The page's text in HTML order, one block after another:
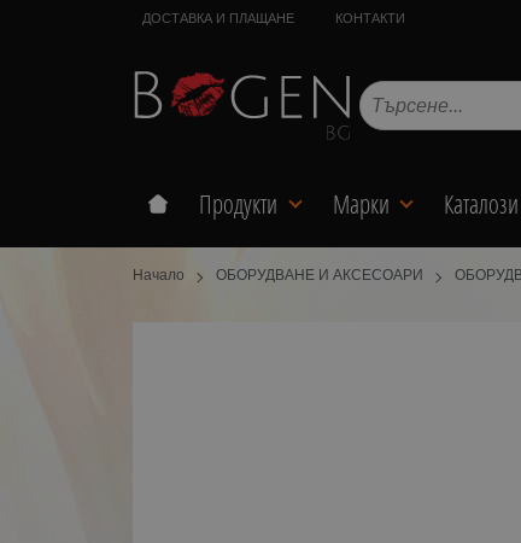
ДОСТАВКА И ПЛАЩАНЕ КОНТАКТИ
Продукти Марки Каталози
Начало ОБОРУДВАНЕ И АКСЕСОАРИ